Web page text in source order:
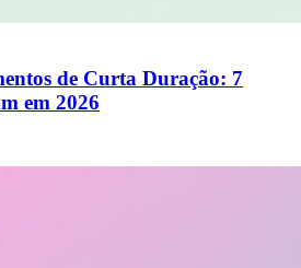
de Curta Duração: 7
em 2026